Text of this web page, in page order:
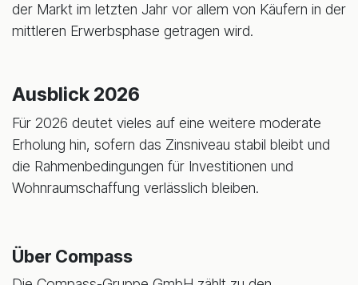
der Markt im letzten Jahr vor allem von Käufern in der
mittleren Erwerbsphase getragen wird.
Ausblick 2026
Für 2026 deutet vieles auf eine weitere moderate
Erholung hin, sofern das Zinsniveau stabil bleibt und
die Rahmenbedingungen für Investitionen und
Wohnraumschaffung verlässlich bleiben.
Über Compass